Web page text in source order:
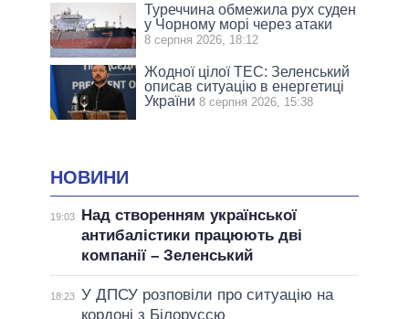
Туреччина обмежила рух суден
у Чорному морі через атаки
8 серпня 2026, 18:12
Жодної цілої ТЕС: Зеленський
описав ситуацію в енергетиці
України 8 серпня 2026, 15:38
НОВИНИ
19:03
Над створенням української
антибалістики працюють дві
компанії – Зеленський
18:23 У ДПСУ розповіли про ситуацію на
кордоні з Білоруссю